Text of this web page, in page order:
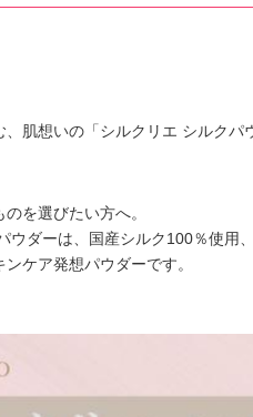
肌想いの「シルクリエ シルクパ
を選びたい方へ。
ウダーは、国産シルク100％使用
ケア発想パウダーです。